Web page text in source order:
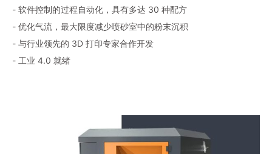
- 软件控制的过程自动化，具有多达 30 种配方
- 优化气流，最大限度减少喷砂室中的粉末沉积
- 与行业领先的 3D 打印专家合作开发
- 工业 4.0 就绪